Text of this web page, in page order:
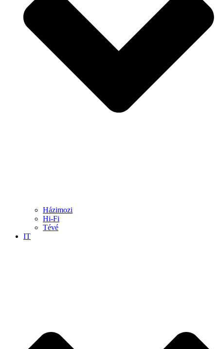
Házimozi
Hi-Fi
Tévé
IT